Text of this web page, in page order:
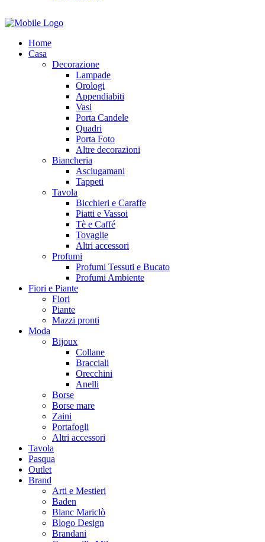
Home
Casa
Decorazione
Lampade
Orologi
Appendiabiti
Vasi
Porta Candele
Quadri
Porta Foto
Altre decorazioni
Biancheria
Asciugamani
Tappeti
Tavola
Bicchieri e Caraffe
Piatti e Vassoi
Tè e Caffé
Tovaglie
Altri accessori
Profumi
Profumi Tessuti e Bucato
Profumi Ambiente
Fiori e Piante
Fiori
Piante
Mazzi pronti
Moda
Bijoux
Collane
Bracciali
Orecchini
Anelli
Borse
Borse mare
Zaini
Portafogli
Altri accessori
Tavola
Pasqua
Outlet
Brand
Arti e Mestieri
Baden
Blanc Mariclò
Blogo Design
Brandani